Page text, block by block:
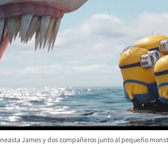
James y dos compañeros junto al pequeño